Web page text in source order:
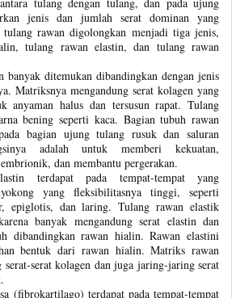
jenis dan jumlah serat dominan yang
rawan digolongkan menjadi tiga jenis,
tulang rawan elastin, dan tulang rawan
banyak ditemukan dibandingkan dengan jenis
Matriksnya mengandung serat kolagen yang
anyaman halus dan tersusun rapat. Tulang
bening seperti kaca. Bagian tubuh rawan
bagian ujung tulang rusuk dan saluran
adalah untuk memberi kekuatan,
dan membantu pergerakan.
terdapat pada tempat-tempat yang
yang fleksibilitasnya tinggi, seperti
epiglotis, dan laring. Tulang rawan elastik
banyak mengandung serat elastin dan
dibandingkan rawan hialin. Rawan elastini
bentuk dari rawan hialin. Matriks rawan
serat-serat kolagen dan juga jaring-jaring serat
(fibrokartilago) terdapat pada tempat-tempat